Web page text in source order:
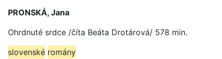
PRONSKÁ, Jana
Ohrdnuté srdce /číta Beáta Drotárová/ 578 min.
slovenské romány